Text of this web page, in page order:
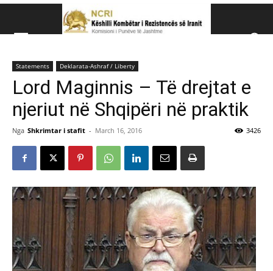
Këshillit Kombëtar të Rezistencës së Iranit (NCRI)
Statements Deklarata-Ashraf / Liberty
Lord Maginnis – Të drejtat e
njeriut në Shqipëri në praktik
Nga Shkrimtar i stafit - March 16, 2016 3426